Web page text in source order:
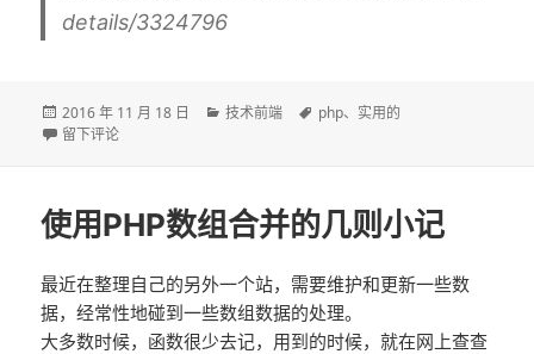
details/3324796
发
布
2016 年 11 月 18 日
分
技术前端
标
php、 实用的
于关于composer、phpmd和phpcs于windows中的安装与使用方法
留下评论
使用PHP数组合并的几则小记
最近在整理自己的另外一个站，需要维护和更新一些数
据，经常性地碰到一些数组数据的处理。
大多数时候，函数很少去记，用到的时候，就在网上查查